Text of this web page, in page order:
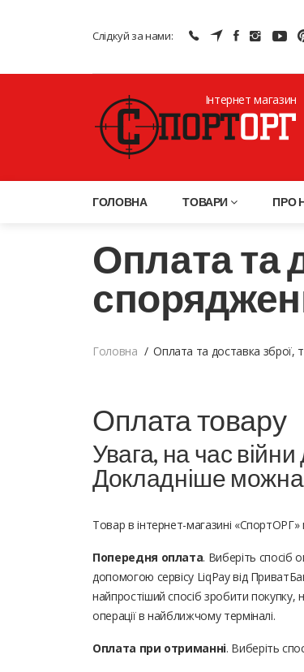
Слідкуй за нами:
Інтернет магазин
ГОЛОВНА ТОВАРИ ПРО
Оплата та
Головна Оплата та доставка зброї,
Оплата товару
Увага, на час
Докладніше
Товар в інтернет-магазині
Попередня оплата. Виберіть спосіб
допомогою сервісу LiqPay від
найпростіший спосіб зробити
операції в найближчому терміналі.
Оплата при отриманні. Виберіть